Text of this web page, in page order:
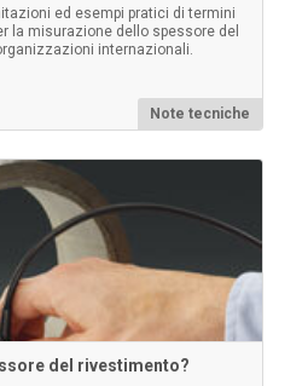
CA
Il calibro funziona senza
di più
ed esempi pratici di termini
la misurazione dello spessore del
internazionali.
Note tecniche
del rivestimento?